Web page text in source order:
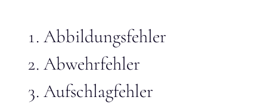
Abbildungsfehler
Abwehrfehler
Aufschlagfehler